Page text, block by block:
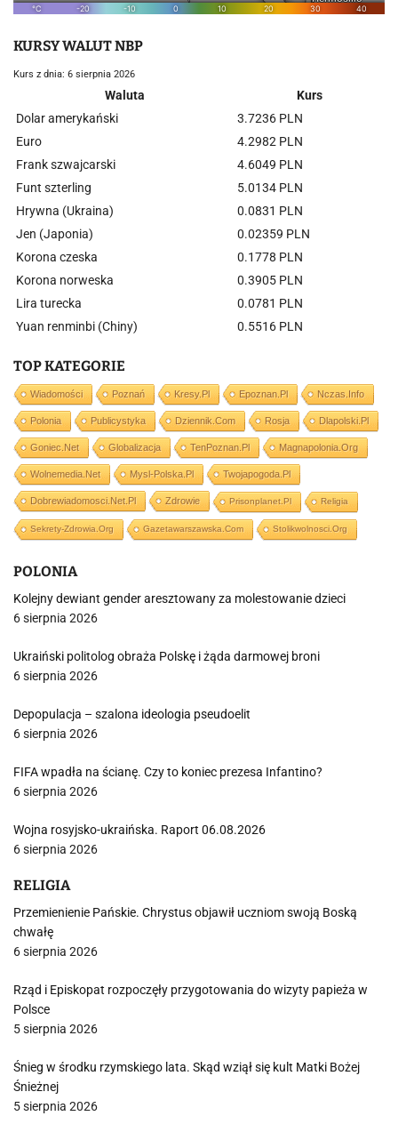
KURSY WALUT NBP
Kurs z dnia: 6 sierpnia 2026
Waluta
Kurs
Dolar amerykański
3.7236 PLN
Euro
4.2982 PLN
Frank szwajcarski
4.6049 PLN
Funt szterling
5.0134 PLN
Hrywna (Ukraina)
0.0831 PLN
Jen (Japonia)
0.02359 PLN
Korona czeska
0.1778 PLN
Korona norweska
0.3905 PLN
Lira turecka
0.0781 PLN
Yuan renminbi (Chiny)
0.5516 PLN
TOP KATEGORIE
Wiadomości Poznań Kresy.pl Epoznan.pl Nczas.info
Polonia Publicystyka Dziennik.com Rosja Dlapolski.pl
Goniec.net Globalizacja TenPoznan.pl Magnapolonia.org
Wolnemedia.net Mysl-Polska.pl Twojapogoda.pl
Dobrewiadomosci.net.pl Zdrowie Prisonplanet.pl Religia
Sekrety-Zdrowia.org Gazetawarszawska.com Stolikwolnosci.org
POLONIA
Kolejny dewiant gender aresztowany za molestowanie dzieci
6 sierpnia 2026
Ukraiński politolog obraża Polskę i żąda darmowej broni
6 sierpnia 2026
Depopulacja – szalona ideologia pseudoelit
6 sierpnia 2026
FIFA wpadła na ścianę. Czy to koniec prezesa Infantino?
6 sierpnia 2026
Wojna rosyjsko-ukraińska. Raport 06.08.2026
6 sierpnia 2026
RELIGIA
Przemienienie Pańskie. Chrystus objawił uczniom swoją Boską
chwałę
6 sierpnia 2026
Rząd i Episkopat rozpoczęły przygotowania do wizyty papieża w
Polsce
5 sierpnia 2026
Śnieg w środku rzymskiego lata. Skąd wziął się kult Matki Bożej
Śnieżnej
5 sierpnia 2026